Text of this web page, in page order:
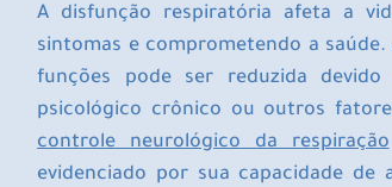
A disfunção respiratória afeta a
sintomas e comprometendo a
funções pode ser reduzida devido
psicológico crônico ou outros
controle neurológico da respiração
evidenciado por sua capacidade